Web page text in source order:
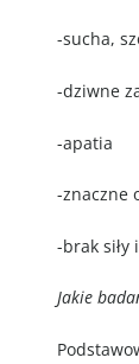
-sucha,
-dziwne
-apatia
-znaczne
-brak siły
Jakie